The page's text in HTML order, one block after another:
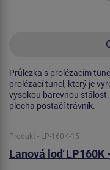
Průlezka s prolézacím
prolézací tunel, který je
vysokou barevnou
plocha postačí trávník.
Produkt - LP-160K-15
Lanová loď LP160K